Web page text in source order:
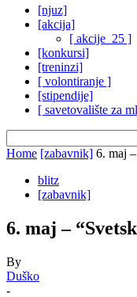
[njuz]
[akcija]
[ akcije_25 ]
[konkursi]
[treninzi]
[ volontiranje ]
[stipendije]
[ savetovalište za
Home [zabavnik] 6. maj
blitz
[zabavnik]
6. maj –
By
Duško
-